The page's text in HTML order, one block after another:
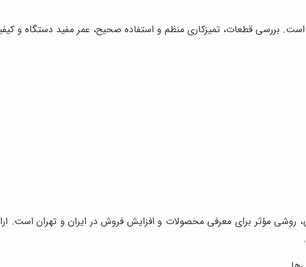
بررسی قطعات، تمیزکاری منظم و استفاده صحیح، عمر مفید دستگاه و
مؤثر برای معرفی محصولات و افزایش فروش در ایران و تهران است.